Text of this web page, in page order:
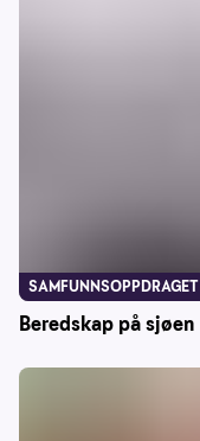
Beredskap på sjøen
SAMFUNNSOPPDRAGET